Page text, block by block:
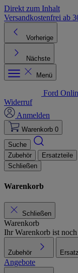
Direkt zum Inhalt
Versandkostenfrei ab
Vorherige
Nächste
Menü
Ford
Widerruf
Anmelden
Warenkorb 0
Suche
Zubehör
Ersatzteile
Schließen
Warenkorb
Schließen
Warenkorb
Ihr Warenkorb ist noch
Zubehör
Angebote